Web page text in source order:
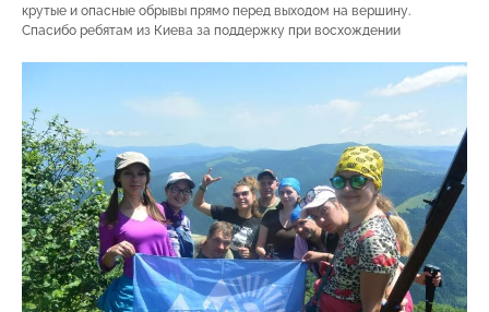
крутые и опасные обрывы прямо перед выходом на вершину.
Спасибо ребятам из Киева за поддержку при восхождении